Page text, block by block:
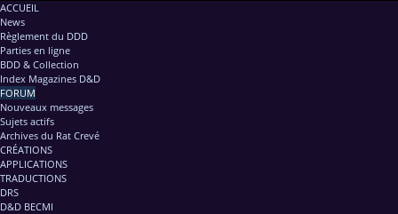
ACCUEIL
News
Règlement du DDD
Parties en ligne
BDD & Collection
Index Magazines D&D
FORUM
Nouveaux messages
Sujets actifs
Archives du Rat Crevé
CRÉATIONS
APPLICATIONS
TRADUCTIONS
DRS
D&D BECMI